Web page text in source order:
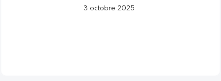
3 octobre 2025